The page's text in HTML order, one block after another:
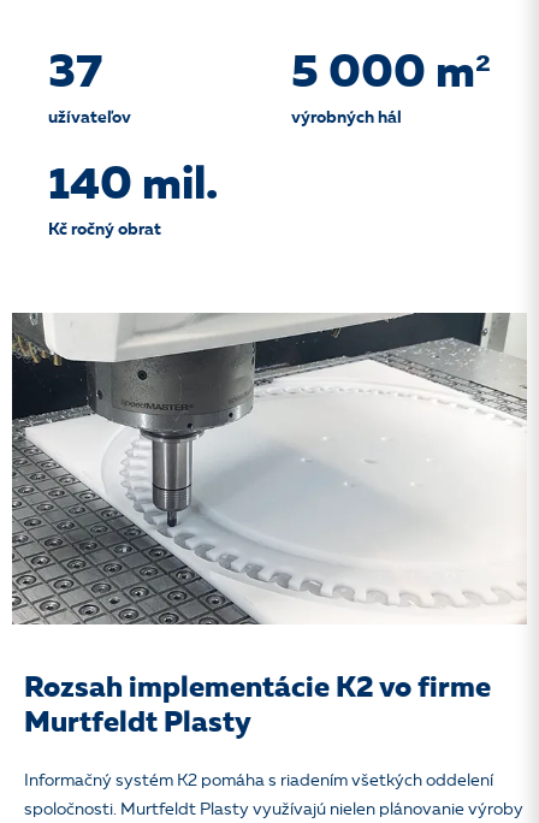
37
užívateľov
5 000 m²
výrobných hál
140 mil.
Kč ročný obrat
Rozsah implementácie K2 vo firme
Murtfeldt Plasty
Informačný systém K2 pomáha s riadením všetkých oddelení
spoločnosti. Murtfeldt Plasty využívajú nielen plánovanie výroby